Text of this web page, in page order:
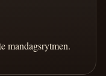
mandagsrytmen.